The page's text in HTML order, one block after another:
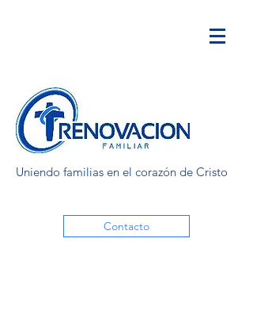
Uniendo familias en el corazón de Cristo
Contacto